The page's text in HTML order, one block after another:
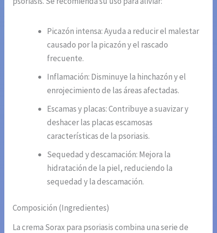
Picazón intensa: Ayuda a reducir el malestar
causado por la picazón y el rascado
frecuente.
Inflamación: Disminuye la hinchazón y el
enrojecimiento de las áreas afectadas.
Escamas y placas: Contribuye a suavizar y
deshacer las placas escamosas
características de la psoriasis.
Sequedad y descamación: Mejora la
hidratación de la piel, reduciendo la
sequedad y la descamación.
Composición (Ingredientes)
La crema Sorax para psoriasis combina una serie de